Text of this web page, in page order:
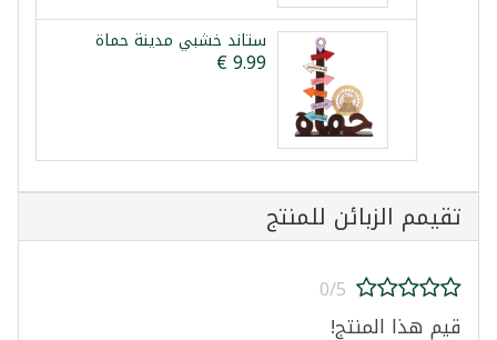
ستاند خشبي مدينة حماة
تقيمم الزبائن للمنتج
0/5
قيم هذا المنتج!